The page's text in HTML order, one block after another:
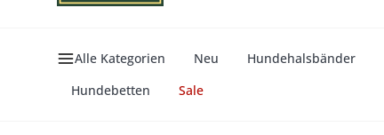
Alle Kategorien Neu Hundehalsbänder
Hundebetten
Sale